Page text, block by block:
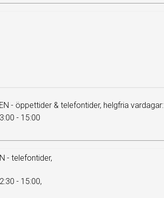
- öppettider & telefontider, helgfria vardagar:
- 15:00
- telefontider,
- 15:00,